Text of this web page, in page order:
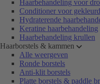
Haarbehandeling voor
Conditioner voor
Hydraterende
Keratine haarbehandeling
Haarbehandeling krullen
Haarborstels & kammen
Alle weergeven
Ronde borstels
Anti-klit borstels
Platte borstels & paddle